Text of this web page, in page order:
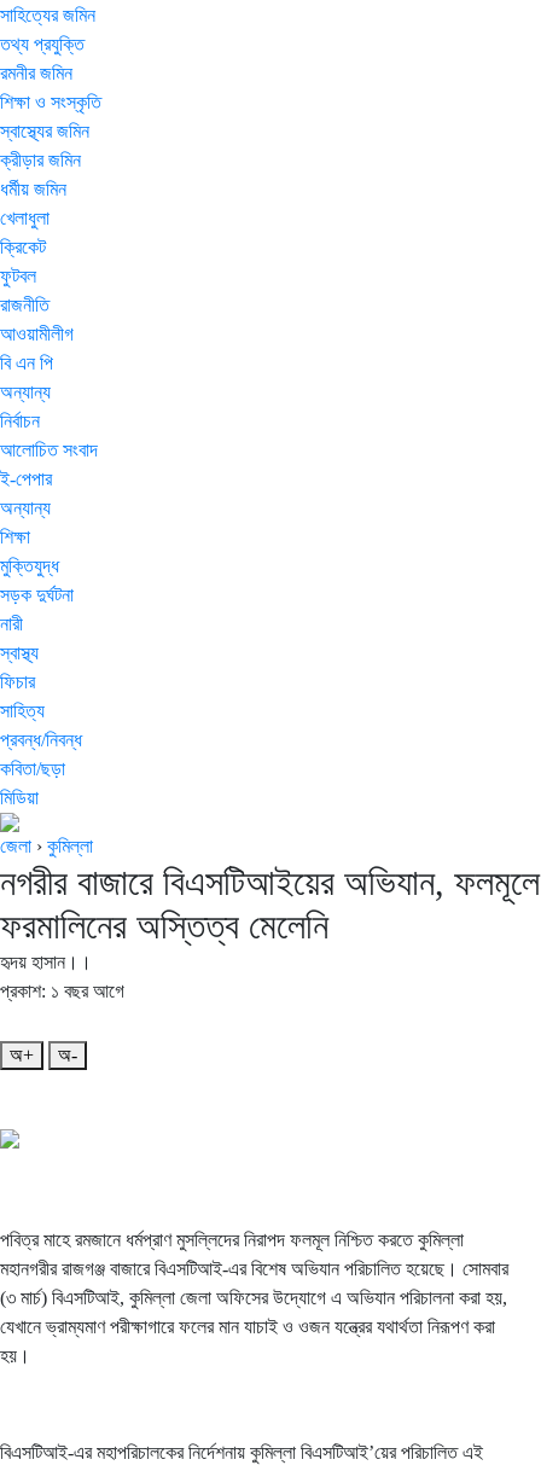
সাহিত্যের জমিন
তথ্য প্রযুক্তি
রমনীর জমিন
শিক্ষা ও সংস্কৃতি
স্বাস্থ্যের জমিন
ক্রীড়ার জমিন
ধর্মীয় জমিন
খেলাধুলা
ক্রিকেট
ফুটবল
রাজনীতি
আওয়ামীলীগ
বি এন পি
অন্যান্য
নির্বাচন
আলোচিত সংবাদ
ই-পেপার
অন্যান্য
শিক্ষা
মুক্তিযুদ্ধ
সড়ক দুর্ঘটনা
নারী
স্বাস্থ্য
ফিচার
সাহিত্য
প্রবন্ধ/নিবন্ধ
কবিতা/ছড়া
মিডিয়া
জেলা › কুমিল্লা
নগরীর বাজারে বিএসটিআইয়ের অভিযান, ফলমূলে
ফরমালিনের অস্তিত্ব মেলেনি
হৃদয় হাসান।।
প্রকাশ: ১ বছর আগে
অ+ অ-
পবিত্র মাহে রমজানে ধর্মপ্রাণ মুসল্লিদের নিরাপদ ফলমূল নিশ্চিত করতে কুমিল্লা
মহানগরীর রাজগঞ্জ বাজারে বিএসটিআই-এর বিশেষ অভিযান পরিচালিত হয়েছে। সোমবার
(৩ মার্চ) বিএসটিআই, কুমিল্লা জেলা অফিসের উদ্যোগে এ অভিযান পরিচালনা করা হয়,
যেখানে ভ্রাম্যমাণ পরীক্ষাগারে ফলের মান যাচাই ও ওজন যন্ত্রের যথার্থতা নিরূপণ করা
হয়।
বিএসটিআই-এর মহাপরিচালকের নির্দেশনায় কুমিল্লা বিএসটিআই’য়ের পরিচালিত এই